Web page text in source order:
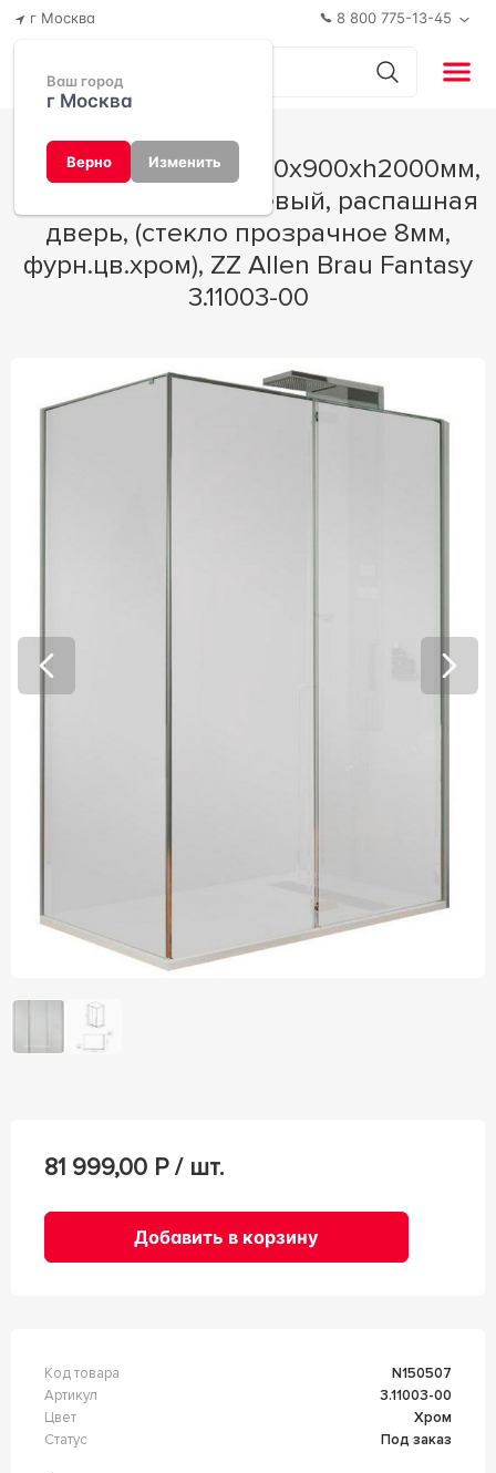
г Москва
Ваш город
г Москва
Верно Изменить
8 800 775-13-45
прямоуг., правый/левый, распашная
дверь, (стекло прозрачное 8мм,
фурн.цв.хром), ZZ Allen Brau Fantasy
3.11003-00
81 999,00 Р / шт.
Добавить в корзину
Код товара
n150507
Артикул
3.11003-00
Цвет
Хром
Статус
Под заказ